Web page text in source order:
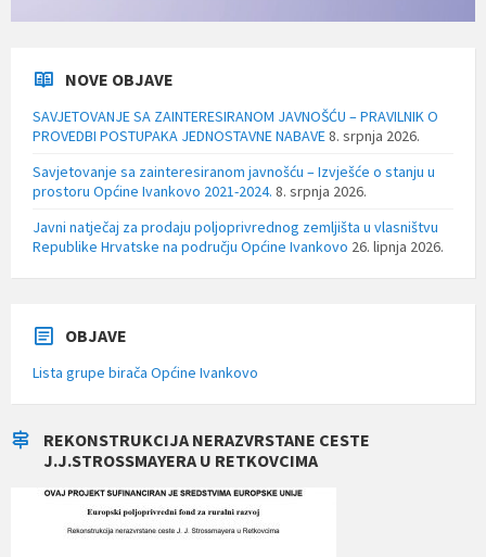
NOVE OBJAVE
SAVJETOVANJE SA ZAINTERESIRANOM JAVNOŠĆU – PRAVILNIK O
PROVEDBI POSTUPAKA JEDNOSTAVNE NABAVE8. srpnja 2026.
Savjetovanje sa zainteresiranom javnošću – Izvješće o stanju u
prostoru Općine Ivankovo 2021-2024. 8. srpnja 2026.
Javni natječaj za prodaju poljoprivrednog zemljišta u vlasništvu
Republike Hrvatske na području Općine Ivankovo 26. lipnja 2026.
OBJAVE
Lista grupe birača Općine Ivankovo
REKONSTRUKCIJA NERAZVRSTANE CESTE
J.J.STROSSMAYERA U RETKOVCIMA